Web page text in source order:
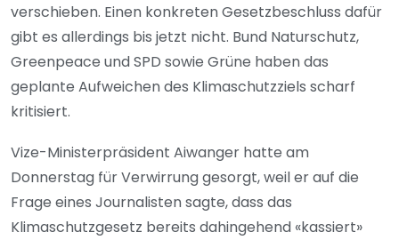
verschieben. Einen konkreten Gesetzbeschluss dafür
gibt es allerdings bis jetzt nicht. Bund Naturschutz,
Greenpeace und SPD sowie Grüne haben das
geplante Aufweichen des Klimaschutzziels scharf
kritisiert.
Vize-Ministerpräsident Aiwanger hatte am
Donnerstag für Verwirrung gesorgt, weil er auf die
Frage eines Journalisten sagte, dass das
Klimaschutzgesetz bereits dahingehend «kassiert»